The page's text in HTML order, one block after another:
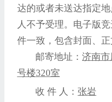
达的或者未送达指定
人不予受理。电子版
件一致，包含封面、正
邮寄地址：济南
号楼320室
收 件 人：张岩